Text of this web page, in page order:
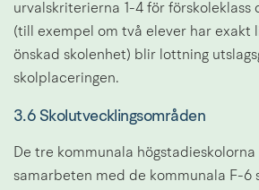
urvalskriterierna 1-4 för förskoleklass
(till exempel om två elever har exakt
önskad skolenhet) blir lottning
skolplaceringen.
3.6 Skolutvecklingsområden
De tre kommunala
samarbeten med de kommunala F-6